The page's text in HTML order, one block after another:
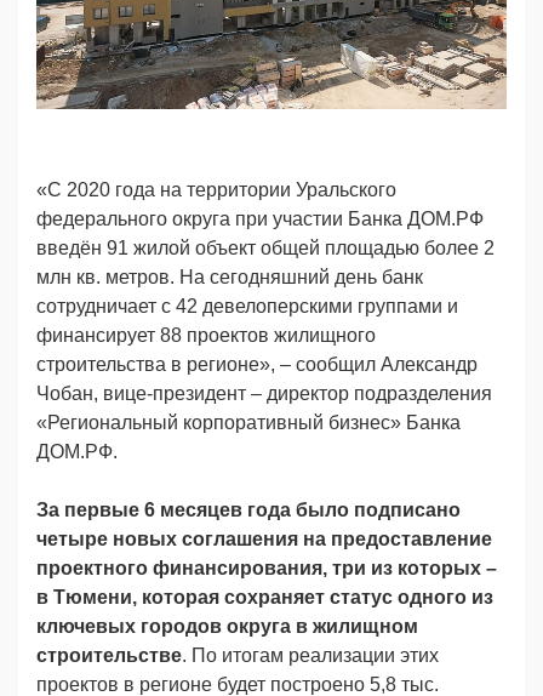
«С 2020 года на территории Уральского
федерального округа при участии Банка ДОМ.РФ
введён 91 жилой объект общей площадью более 2
млн кв. метров. На сегодняшний день банк
сотрудничает с 42 девелоперскими группами и
финансирует 88 проектов жилищного
строительства в регионе», – сообщил Александр
Чобан, вице-президент – директор подразделения
«Региональный корпоративный бизнес» Банка
ДОМ.РФ.
За первые 6 месяцев года было подписано
четыре новых соглашения на предоставление
проектного финансирования, три из которых –
в Тюмени, которая сохраняет статус одного из
ключевых городов округа в жилищном
строительстве. По итогам реализации этих
проектов в регионе будет построено 5,8 тыс.